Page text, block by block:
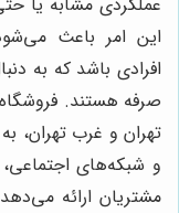
این امر باعث
افرادی باشد که به
صرفه هستند.
تهران و غرب تهران،
و شبکه‌های
مشتریان ارائه